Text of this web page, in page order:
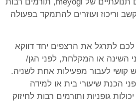
וריכוז ועוזרים להתמקד בפעולה
לכם לתרגל את הרצפים יחד דווקא
השינה או המקלחת, לפני הגן/
קושי לעבור מפעילות אחת לשניה.
הכנת שיעורי בית או למידה
גופניות ותורמים רבות לחיזוק